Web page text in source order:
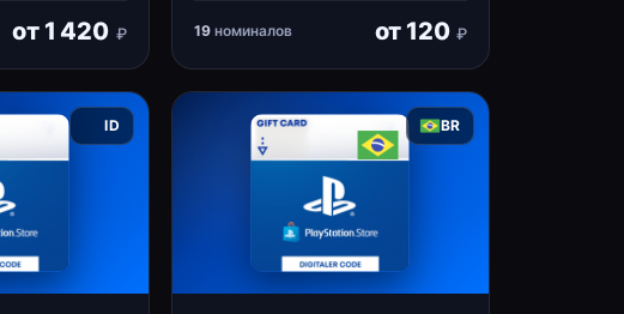
от 1 420 ₽ 19номиналов от 120 ₽
ID BR